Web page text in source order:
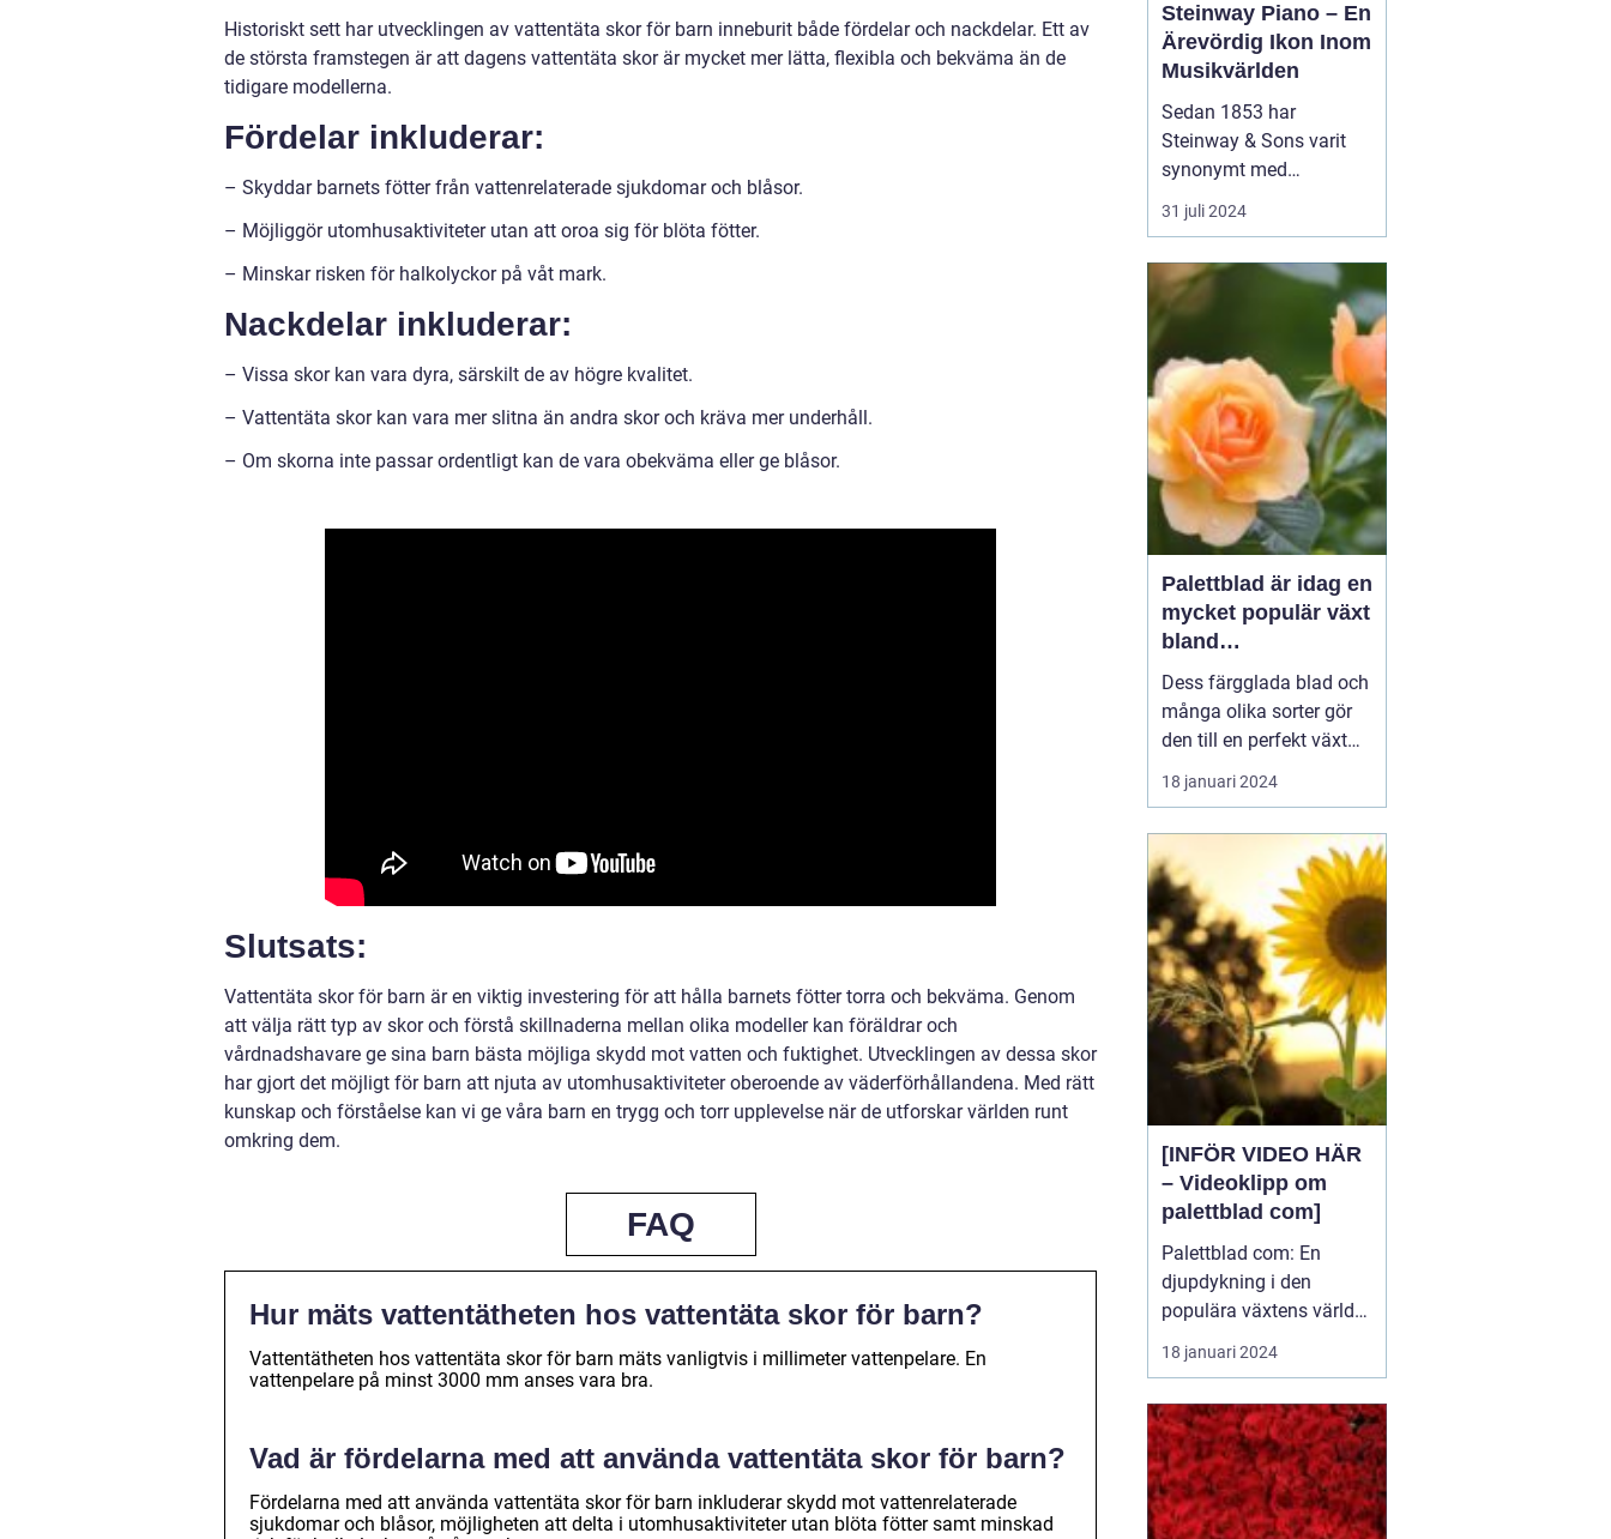
Historiskt sett har utvecklingen av vattentäta skor för barn inneburit både fördelar och nackdelar. Ett av
de största framstegen är att dagens vattentäta skor är mycket mer lätta, flexibla och bekväma än de
tidigare modellerna.
Fördelar inkluderar:
– Skyddar barnets fötter från vattenrelaterade sjukdomar och blåsor.
– Möjliggör utomhusaktiviteter utan att oroa sig för blöta fötter.
– Minskar risken för halkolyckor på våt mark.
Nackdelar inkluderar:
– Vissa skor kan vara dyra, särskilt de av högre kvalitet.
– Vattentäta skor kan vara mer slitna än andra skor och kräva mer underhåll.
– Om skorna inte passar ordentligt kan de vara obekväma eller ge blåsor.
Slutsats:
Vattentäta skor för barn är en viktig investering för att hålla barnets fötter torra och bekväma. Genom
att välja rätt typ av skor och förstå skillnaderna mellan olika modeller kan föräldrar och
vårdnadshavare ge sina barn bästa möjliga skydd mot vatten och fuktighet. Utvecklingen av dessa skor
har gjort det möjligt för barn att njuta av utomhusaktiviteter oberoende av väderförhållandena. Med rätt
kunskap och förståelse kan vi ge våra barn en trygg och torr upplevelse när de utforskar världen runt
omkring dem.
FAQ
Hur mäts vattentätheten hos vattentäta skor för barn?
Vattentätheten hos vattentäta skor för barn mäts vanligtvis i millimeter vattenpelare. En
vattenpelare på minst 3000 mm anses vara bra.
Vad är fördelarna med att använda vattentäta skor för barn?
Fördelarna med att använda vattentäta skor för barn inkluderar skydd mot vattenrelaterade
sjukdomar och blåsor, möjligheten att delta i utomhusaktiviteter utan blöta fötter samt minskad
Steinway Piano – En
Ärevördig Ikon Inom
Musikvärlden
Sedan 1853 har
Steinway & Sons varit
synonymt med
enastående hantverk
och oöverträffad
pianovärlden. Steinway-
pianon är inte bara
musikinstrument utan
även konstverk skapade
genom kombinationen
av tra...
31 juli 2024
Palettblad är idag en
mycket populär växt
bland
trädgårdsentusiaste
r och inom
inredning
Dess färgglada blad och
många olika sorter gör
den till en perfekt växt
att addera liv och färg till
både trädgårdar och
artikel kommer vi att
utforska de olika
palettblad sorterna som
finns tillgängliga på
marknaden och ge di...
18 januari 2024
[INFÖR VIDEO HÄR
– Videoklipp om
palettblad com]
Palettblad com: En
djupdykning i den
populära växtens värld
Översikt över palettblad
com Palettblad com är
riktar sig till
växtentusiaster och
trädgårdsälskare över
hela världen. Det
18 januari 2024